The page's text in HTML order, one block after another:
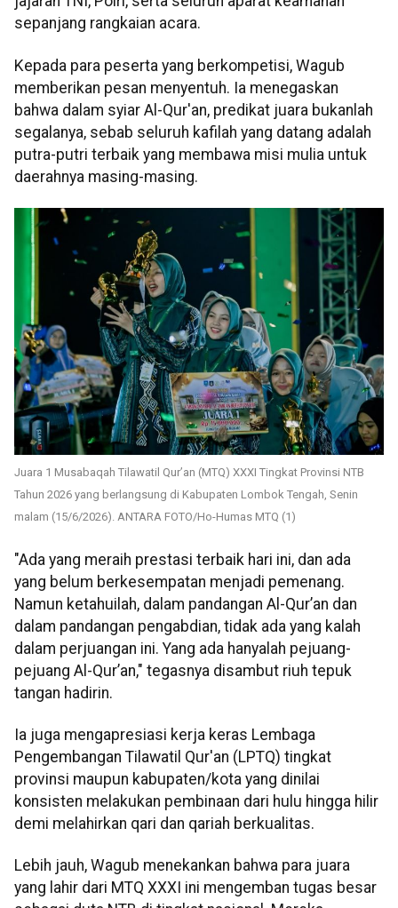
sepanjang rangkaian acara.
Kepada para peserta yang berkompetisi, Wagub
memberikan pesan menyentuh. Ia menegaskan
bahwa dalam syiar Al-Qur'an, predikat juara bukanlah
segalanya, sebab seluruh kafilah yang datang adalah
putra-putri terbaik yang membawa misi mulia untuk
daerahnya masing-masing.
Juara 1 Musabaqah Tilawatil Qur’an (MTQ) XXXI Tingkat Provinsi NTB
Tahun 2026 yang berlangsung di Kabupaten Lombok Tengah, Senin
malam (15/6/2026). ANTARA FOTO/Ho-Humas MTQ (1)
"Ada yang meraih prestasi terbaik hari ini, dan ada
yang belum berkesempatan menjadi pemenang.
Namun ketahuilah, dalam pandangan Al-Qur’an dan
dalam pandangan pengabdian, tidak ada yang kalah
dalam perjuangan ini. Yang ada hanyalah pejuang-
pejuang Al-Qur’an," tegasnya disambut riuh tepuk
tangan hadirin.
Ia juga mengapresiasi kerja keras Lembaga
Pengembangan Tilawatil Qur'an (LPTQ) tingkat
provinsi maupun kabupaten/kota yang dinilai
konsisten melakukan pembinaan dari hulu hingga hilir
demi melahirkan qari dan qariah berkualitas.
Lebih jauh, Wagub menekankan bahwa para juara
yang lahir dari MTQ XXXI ini mengemban tugas besar